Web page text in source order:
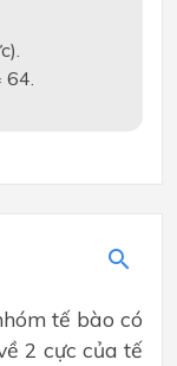
tế bào có
2 cực của tế